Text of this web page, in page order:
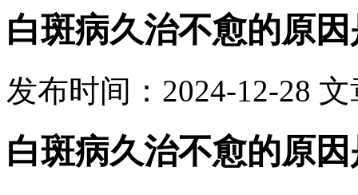
白斑病久治不愈的原
发布时间：2024-12-28 文
白斑病久治不愈的原